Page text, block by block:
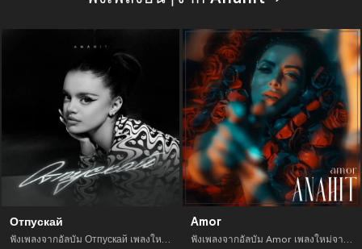
Отпускай
ฟังเพลงจากอัลบัม Отпускай เพลงใหม่จาก อัพเดทเพลงใหม่ล่าสุดก่อนใคร ตลอดปี 2021
Amor
ฟังเพลงจากอัลบัม Amor เพลงใหม่จาก อัพเดทเพลงใหม่ล่าสุดก่อนใคร ตลอดปี 2021